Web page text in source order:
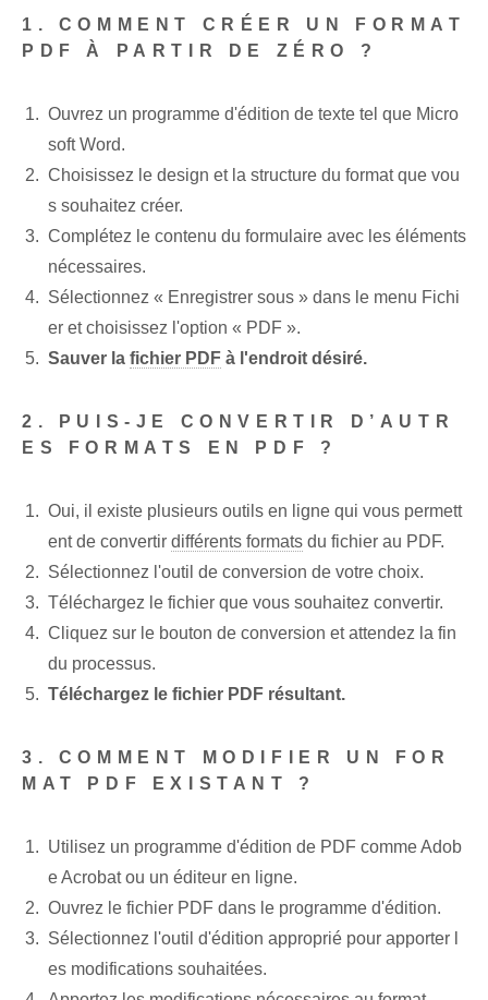
1. COMMENT CRÉER UN FORMAT
PDF À PARTIR DE ZÉRO ?
Ouvrez un programme d'édition de texte tel que Micro
soft Word.
Choisissez le design et la structure du format que vou
s souhaitez créer.
Complétez le contenu du formulaire avec les éléments
nécessaires.
Sélectionnez « Enregistrer sous » dans le menu Fichi
er et choisissez l'option « PDF ».
Sauver la fichier PDF à l'endroit désiré.
2. PUIS-JE CONVERTIR D’AUTR
ES FORMATS EN PDF ?
Oui, il existe plusieurs outils en ligne qui vous permett
ent de convertir différents formats du fichier au PDF.
Sélectionnez l'outil de conversion de votre choix.
Téléchargez le fichier que vous souhaitez convertir.
Cliquez sur le bouton de conversion et attendez la fin
du processus.
Téléchargez le fichier PDF résultant.
3. COMMENT MODIFIER UN FOR
MAT PDF EXISTANT ?
Utilisez un programme d'édition de PDF comme Adob
e Acrobat ou un éditeur en ligne.
Ouvrez le fichier PDF dans le programme d'édition.
Sélectionnez l'outil d'édition approprié pour apporter l
es modifications souhaitées.